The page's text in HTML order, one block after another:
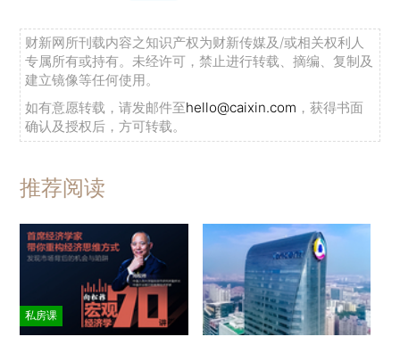
财新网所刊载内容之知识产权为财新传媒及/或相关权利人
专属所有或持有。未经许可，禁止进行转载、摘编、复制及
建立镜像等任何使用。
如有意愿转载，请发邮件至hello@caixin.com ，获得书面
确认及授权后，方可转载。
推荐阅读
私房课